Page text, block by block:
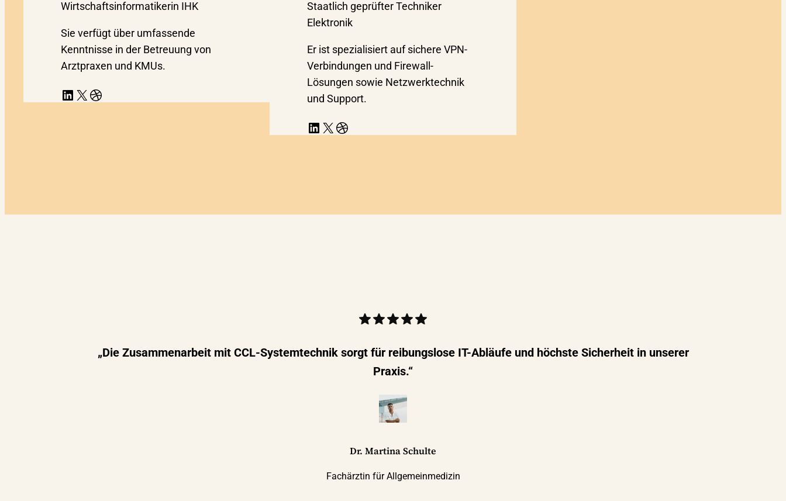
Wirtschaftsinformatikerin IHK
Sie verfügt über umfassende
Kenntnisse in der Betreuung von
Arztpraxen und KMUs.
LinkedIn X Dribbble
Staatlich geprüfter Techniker
Elektronik
Er ist spezialisiert auf sichere VPN-
Verbindungen und Firewall-
Lösungen sowie Netzwerktechnik
und Support.
LinkedIn X Dribbble
„Die Zusammenarbeit mit CCL-Systemtechnik sorgt für reibungslose IT-Abläufe und höchste Sicherheit in unserer
Praxis.“
Dr. Martina Schulte
Fachärztin für Allgemeinmedizin